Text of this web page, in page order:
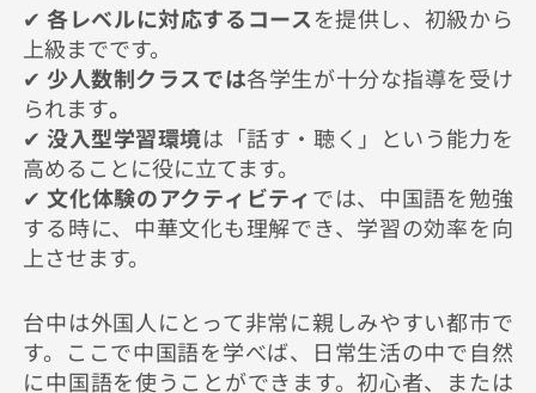
✔ 各レベルに対応するコースを提供し、初級から
上級までです。
✔ 少人数制クラスでは各学生が十分な指導を受け
られます。
✔没入型学習環境は「話す・聴く」という能力を
高めることに役に立てます。
✔文化体験のアクティビティでは、中国語を勉強
する時に、中華文化も理解でき、学習の効率を向
上させます。
台中は外国人にとって非常に親しみやすい都市で
す。ここで中国語を学べば、日常生活の中で自然
に中国語を使うことができます。初心者、または